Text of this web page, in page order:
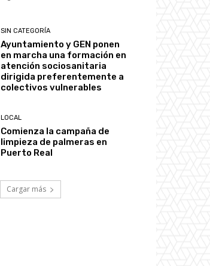
SIN CATEGORÍA
Ayuntamiento y GEN ponen
en marcha una formación en
atención sociosanitaria
dirigida preferentemente a
colectivos vulnerables
LOCAL
Comienza la campaña de
limpieza de palmeras en
Puerto Real
Cargar más